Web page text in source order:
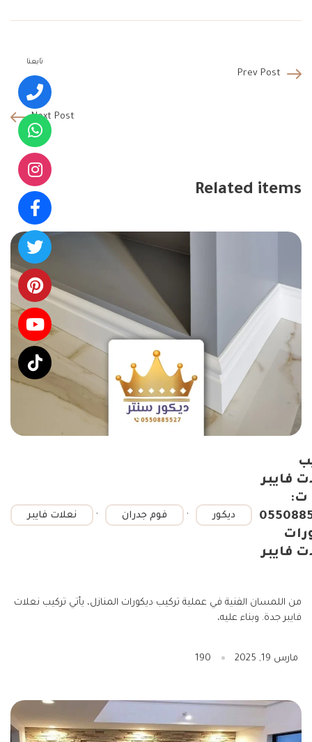
Prev Post
Next Post
Related items
ديكور , فوم جدران , نعلات فايبر
فايبر
ت:
فايبر
من اللمسان الفنية في عملية تركيب ديكورات المنازل، يأتي تركيب نعلات
فايبر جدة. وبناء عليه،
مارس 19, 2025 190
تابعنا